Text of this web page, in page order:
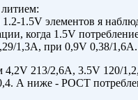
1.5V элементов я
когда 1.5V
1,3А, при 0,9V 0,38/1,6А.
4,2V 213/2,6А, 3.5V 120/
А ниже - РОСТ